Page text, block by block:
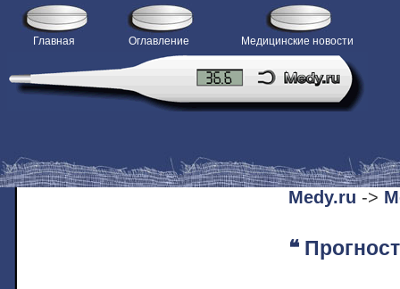
Главная Оглавление Медицинские новости
Medy.ru ->
❝